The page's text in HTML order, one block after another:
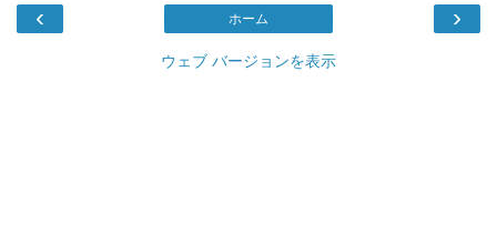
‹ ›
ホーム
ウェブ バージョンを表示